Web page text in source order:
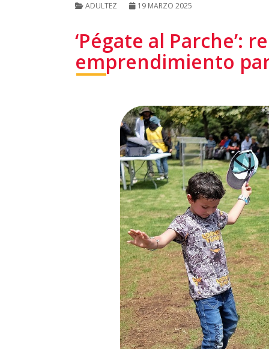
ADULTEZ 19 MARZO 2025
‘Pégate al Parche’:
emprendimiento